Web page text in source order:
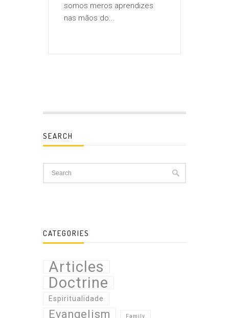
somos meros aprendizes
nas mãos do...
SEARCH
CATEGORIES
Articles
Doctrine
Espiritualidade
Evangelism Family